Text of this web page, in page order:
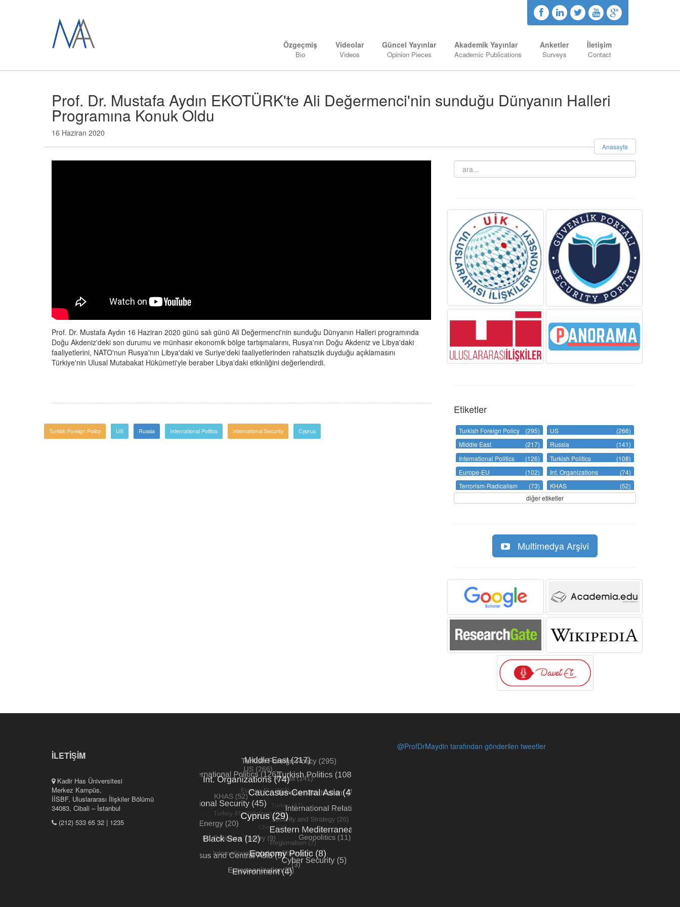
Özgeçmiş
Bio
Videolar
Videos
Güncel Yayınlar
Opinion Pieces
Akademik Yayınlar
Academic Publications
Anketler
Surveys
İletişim
Contact
Prof. Dr. Mustafa Aydın EKOTÜRK'te Ali Değermenci'nin sunduğu Dünyanın Halleri
Programına Konuk Oldu
16 Haziran 2020
Anasayfa
Prof. Dr. Mustafa Aydın 16 Haziran 2020 günü salı günü Ali Değermenci'nin sunduğu Dünyanın Halleri programında
Doğu Akdeniz'deki son durumu ve münhasır ekonomik bölge tartışmalarını, Rusya'nın Doğu Akdeniz ve Libya'daki
faaliyetlerini, NATO'nun Rusya'nın Libya'daki ve Suriye'deki faaliyetlerinden rahatsızlık duyduğu açıklamasını
Türkiye'nin Ulusal Mutabakat Hükümeti'yle beraber Libya'daki etkinliğini değerlendirdi.
Turkish Foreign Policy US Russia International Politics International Security Cyprus
Etiketler
Turkish Foreign Policy (295) US
(266)
Middle East
(217) Russia
(141)
International Politics
(126) Turkish Politics
(108)
Europe-EU
(102) Int. Organizations
(74)
Terrorism-Radicalism
(73) KHAS
(52)
diğer etiketler
Multimedya Arşivi
İLETİŞİM
Kadir Has Üniversitesi
Merkez Kampüs,
İİSBF, Uluslararası İlişkiler Bölümü
34083, Cibali – İstanbul
(212) 533 65 32 | 1235
@ProfDrMaydin tarafından gönderilen tweetler